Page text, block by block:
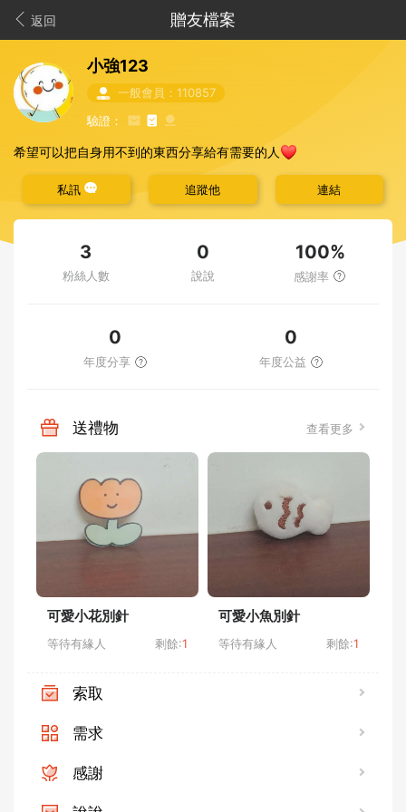
返回 贈友檔案
小強123
一般會員：110857
驗證：
希望可以把自身用不到的東西分享給有需要的人 ❤️
私訊 追蹤他 連結
3
粉絲人數
0
說說
100%
感謝率
0
年度分享
0
年度公益
送禮物 查看更多
可愛小花別針
等待有緣人 剩餘:1
可愛小魚別針
等待有緣人 剩餘:1
索取
需求
感謝